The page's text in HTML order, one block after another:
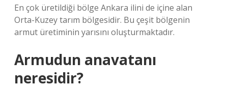
En çok üretildiği bölge Ankara ilini de içine alan
Orta-Kuzey tarım bölgesidir. Bu çeşit bölgenin
armut üretiminin yarısını oluşturmaktadır.
Armudun anavatanı
neresidir?